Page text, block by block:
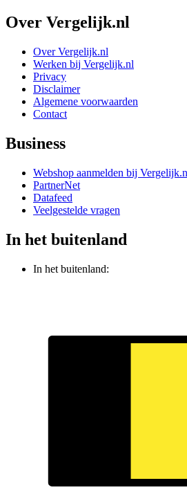
Over Vergelijk.nl
Over Vergelijk.nl
Werken bij Vergelijk.nl
Privacy
Disclaimer
Algemene voorwaarden
Contact
Business
Webshop aanmelden bij
PartnerNet
Datafeed
Veelgestelde vragen
In het buitenland
In het buitenland: